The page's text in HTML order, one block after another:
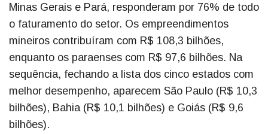
Minas Gerais e Pará, responderam por 76% de todo
o faturamento do setor. Os empreendimentos
mineiros contribuíram com R$ 108,3 bilhões,
enquanto os paraenses com R$ 97,6 bilhões. Na
sequência, fechando a lista dos cinco estados com
melhor desempenho, aparecem São Paulo (R$ 10,3
bilhões), Bahia (R$ 10,1 bilhões) e Goiás (R$ 9,6
bilhões).